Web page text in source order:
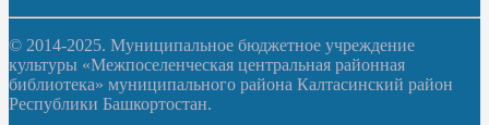
© 2014-2025. Муниципальное бюджетное учреждение
культуры «Межпоселенческая центральная районная
библиотека» муниципального района Калтасинский район
Республики Башкортостан.